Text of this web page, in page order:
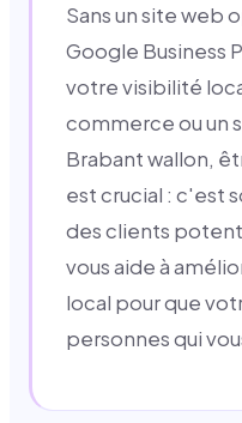
Sans un site web
Google Business
votre visibilité
commerce ou un
Brabant wallon,
est crucial : c'est
des clients
vous aide à
local pour que
personnes qui